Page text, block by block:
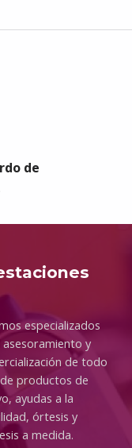
de
especializados
asesoramiento y
de todo
productos de
ayudas a la
órtesis y
a medida.